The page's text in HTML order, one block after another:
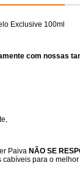
Exclusive 100ml
com nossas
Paiva NÃO SE
cabíveis para o